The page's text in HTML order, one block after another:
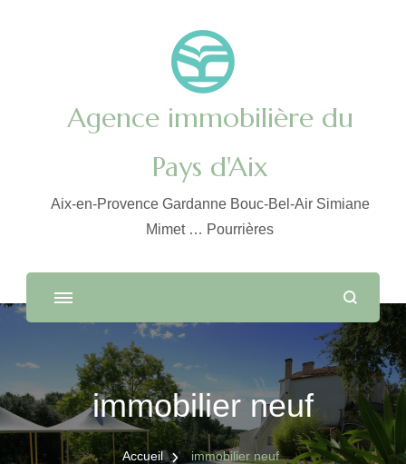
Agence immobilière du
Pays d'Aix
Aix-en-Provence Gardanne Bouc-Bel-Air Simiane
Mimet … Pourrières
immobilier neuf
Accueil immobilier neuf